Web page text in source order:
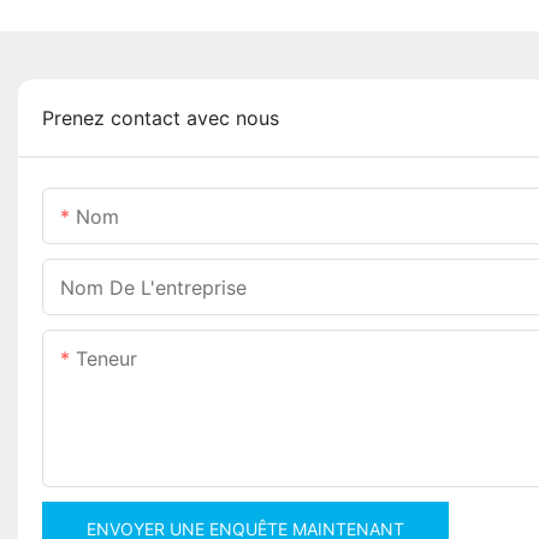
Prenez contact avec nous
Nom
Nom De L'entreprise
Teneur
ENVOYER UNE ENQUÊTE MAINTENANT